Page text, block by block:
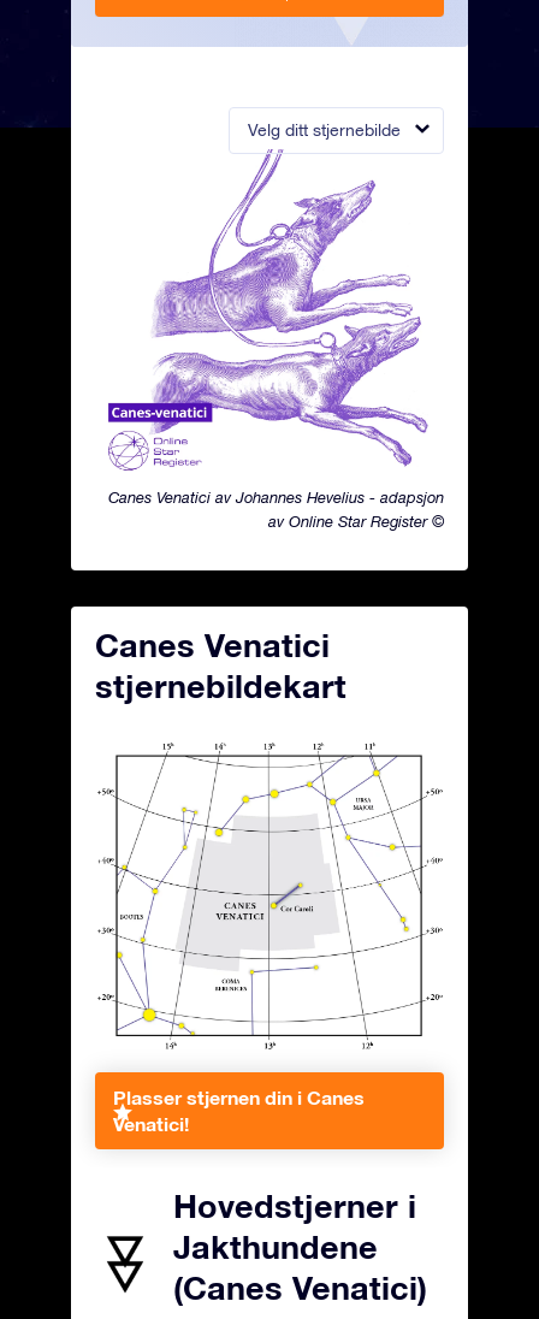
Velg ditt stjernebilde
Canes Venatici av Johannes Hevelius - adapsjon
av Online Star Register ©
Canes Venatici
stjernebildekart
Plasser stjernen din i Canes
Venatici!
Hovedstjerner i
Jakthundene
(Canes Venatici)